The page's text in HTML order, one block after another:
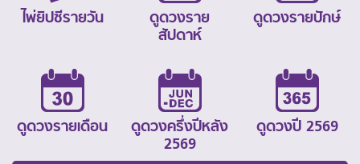
ไพ่ยิปซีรายวัน
ดูดวงราย
สัปดาห์
ดูดวงรายปักษ์
ดูดวงรายเดือน
ดูดวงครึ่งปีหลัง
2569
ดูดวงปี 2569